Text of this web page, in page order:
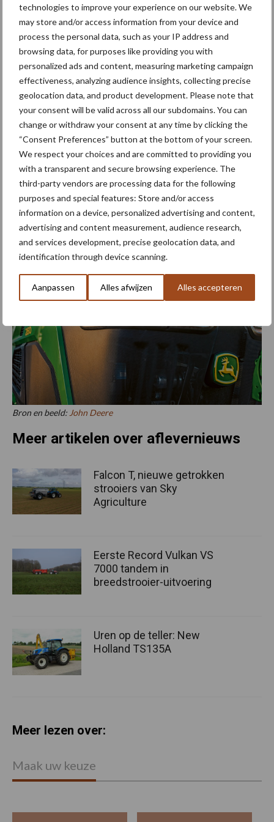
technologies to improve your experience on our website. We
may store and/or access information from your device and
process the personal data, such as your IP address and
browsing data, for purposes like providing you with
personalized ads and content, measuring marketing campaign
effectiveness, analyzing audience insights, collecting precise
geolocation data, and product development. Please note that
your consent will be valid across all our subdomains. You can
change or withdraw your consent at any time by clicking the
“Consent Preferences” button at the bottom of your screen.
We respect your choices and are committed to providing you
with a transparent and secure browsing experience. The
third-party vendors are processing data for the following
purposes and special features: Store and/or access
information on a device, personalized advertising and content,
advertising and content measurement, audience research,
and services development, precise geolocation data, and
identification through device scanning.
Aanpassen Alles afwijzen Alles accepteren
geldt dat ze optioneel geleverd kunnen zijn met een
bandenspanningwisselsysteem met een compressor met een
capaciteit van 700 l/min. Die zou de bandenspanning in 4,5
minuten met 1 bar kunnen verhogen.
Gericht op praktijk en productiviteit
Met de vernieuwingen in de 6R-serie richt John Deere zich
duidelijk op gebruikers die veel uren maken en hoge eisen stellen
aan comfort, transportprestaties, precisielandbouw en
onderhoudsgemak. Vooral voor loonwerkers en grotere
akkerbouwbedrijven moet dat zich vertalen in meer inzetbaarheid
Bron en beeld: John Deere
Meer artikelen over aflevernieuws
Falcon T, nieuwe getrokken
strooiers van Sky
Agriculture
Eerste Record Vulkan VS
7000 tandem in
breedstrooier-uitvoering
Uren op de teller: New
Holland TS135A
Meer lezen over:
Maak uw keuze